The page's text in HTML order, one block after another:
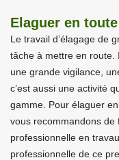
Elaguer en
Le travail d’élagage de
tâche à mettre en route.
une grande vigilance,
c’est aussi une activité
gamme. Pour élaguer
vous recommandons
professionnelle en
professionnelle de ce